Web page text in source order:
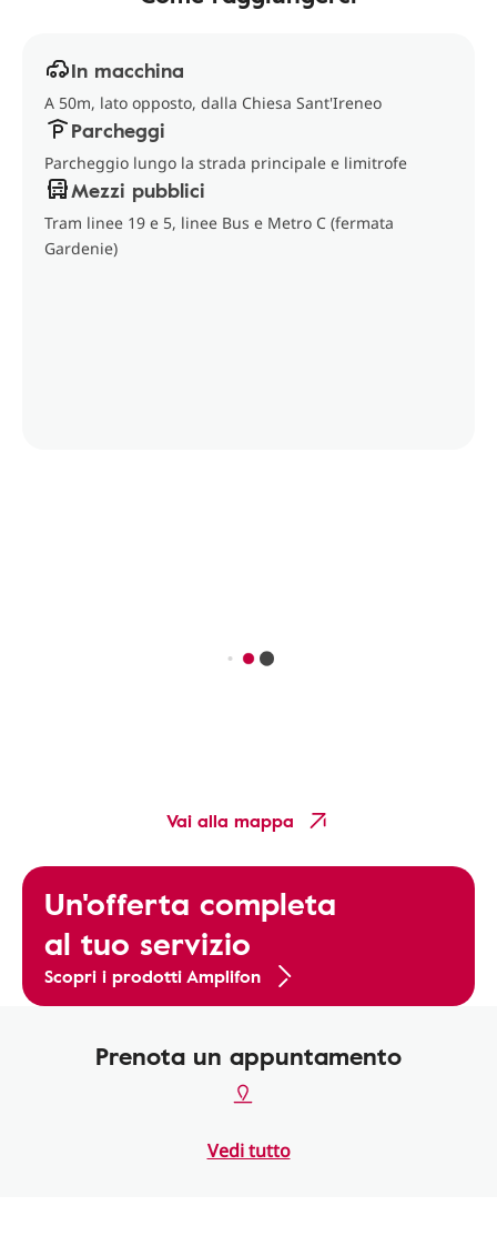
In macchina
A 50m, lato opposto, dalla Chiesa Sant'Ireneo
Parcheggi
Parcheggio lungo la strada principale e limitrofe
Mezzi pubblici
Tram linee 19 e 5, linee Bus e Metro C (fermata
Gardenie)
Vai alla mappa
Un'offerta completa
al tuo servizio
Scopri i prodotti Amplifon
Prenota un appuntamento
Vedi tutto